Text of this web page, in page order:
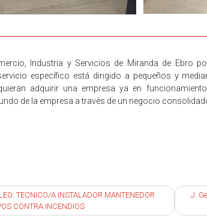
Industria y Servicios de Miranda de Ebro
específico está dirigido a pequeños y
adquirir una empresa ya en
de la empresa a través de un negocio
TECNICO/A INSTALADOR MANTENEDOR
CONTRA INCENDIOS
J.